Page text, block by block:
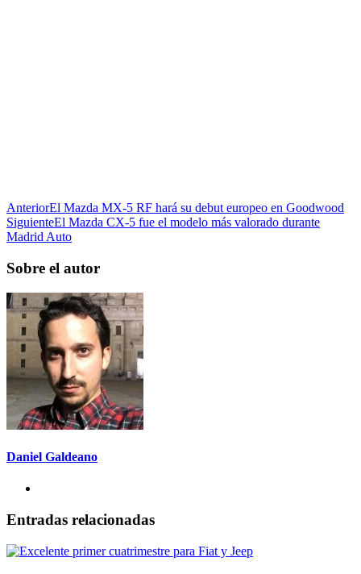
AnteriorEl Mazda MX-5 RF hará su debut europeo en Goodwood
SiguienteEl Mazda CX-5 fue el modelo más valorado durante
Madrid Auto
Sobre el autor
Daniel Galdeano
Entradas relacionadas